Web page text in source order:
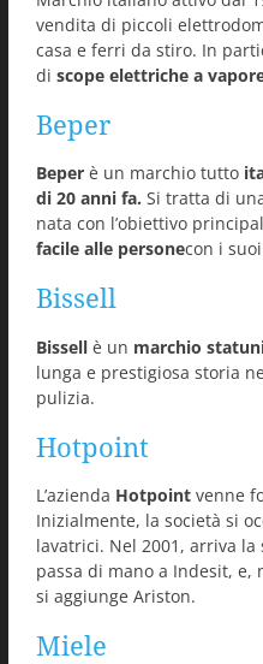
vendita di piccoli
casa e ferri da stiro. In
di scope elettriche a
Beper
Beper è un marchio tutto
di 20 anni fa. Si tratta di
nata con l’obiettivo
facile alle personecon i
Bissell
Bissell è un marchio
lunga e prestigiosa storia
pulizia.
Hotpoint
L’azienda Hotpoint venne
Inizialmente, la società si
lavatrici. Nel 2001, arriva
passa di mano a Indesit, e,
si aggiunge Ariston.
Miele